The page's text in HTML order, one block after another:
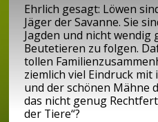
Ehrlich gesagt: Löwen
Jäger der Savanne. Sie
Jagden und nicht wendig
Beutetieren zu folgen.
tollen
ziemlich viel Eindruck
und der schönen Mähne
das nicht genug
der Tiere“?